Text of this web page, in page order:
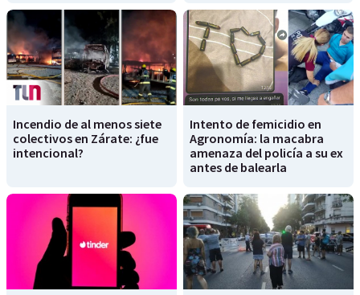
Incendio de al menos siete
colectivos en Zárate: ¿fue
intencional?
Intento de femicidio en
Agronomía: la macabra
amenaza del policía a su ex
antes de balearla